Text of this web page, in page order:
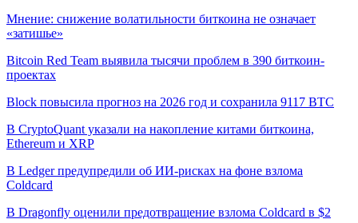
Мнение: снижение волатильности биткоина не означает
«затишье»
Bitcoin Red Team выявила тысячи проблем в 390 биткоин-
проектах
Block повысила прогноз на 2026 год и сохранила 9117 BTC
В CryptoQuant указали на накопление китами биткоина,
Ethereum и XRP
В Ledger предупредили об ИИ-рисках на фоне взлома
Coldcard
В Dragonfly оценили предотвращение взлома Coldcard в $2